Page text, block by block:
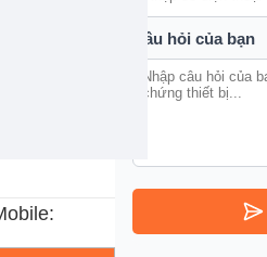
Câu hỏi của bạn